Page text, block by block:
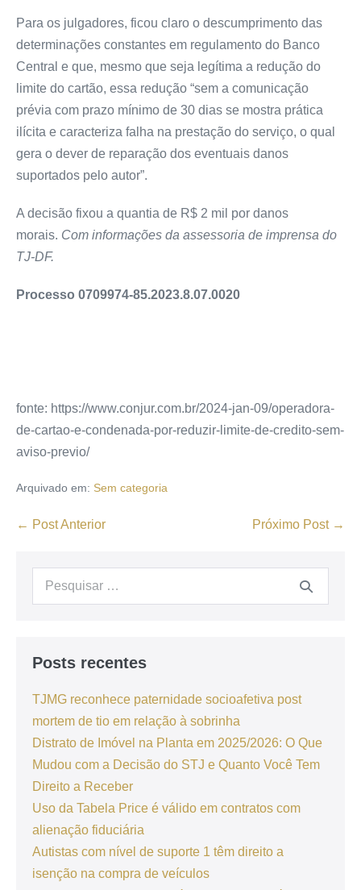
Para os julgadores, ficou claro o descumprimento das
determinações constantes em regulamento do Banco
Central e que, mesmo que seja legítima a redução do
limite do cartão, essa redução “sem a comunicação
prévia com prazo mínimo de 30 dias se mostra prática
ilícita e caracteriza falha na prestação do serviço, o qual
gera o dever de reparação dos eventuais danos
suportados pelo autor”.
A decisão fixou a quantia de R$ 2 mil por danos
morais. Com informações da assessoria de imprensa do
TJ-DF.
Processo 0709974-85.2023.8.07.0020
fonte: https://www.conjur.com.br/2024-jan-09/operadora-
de-cartao-e-condenada-por-reduzir-limite-de-credito-sem-
aviso-previo/
Arquivado em: Sem categoria
← Post Anterior Próximo Post →
Posts recentes
TJMG reconhece paternidade socioafetiva post
mortem de tio em relação à sobrinha
Distrato de Imóvel na Planta em 2025/2026: O Que
Mudou com a Decisão do STJ e Quanto Você Tem
Direito a Receber
Uso da Tabela Price é válido em contratos com
alienação fiduciária
Autistas com nível de suporte 1 têm direito a
isenção na compra de veículos